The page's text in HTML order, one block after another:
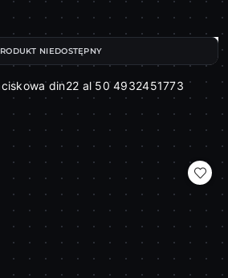
din22 al 50 4932451773
NIEDOSTĘPNY